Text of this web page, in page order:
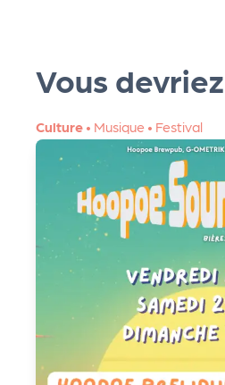
Vous
Culture • Musique • Festival
Le
M
ag
Su
ivr
e
le